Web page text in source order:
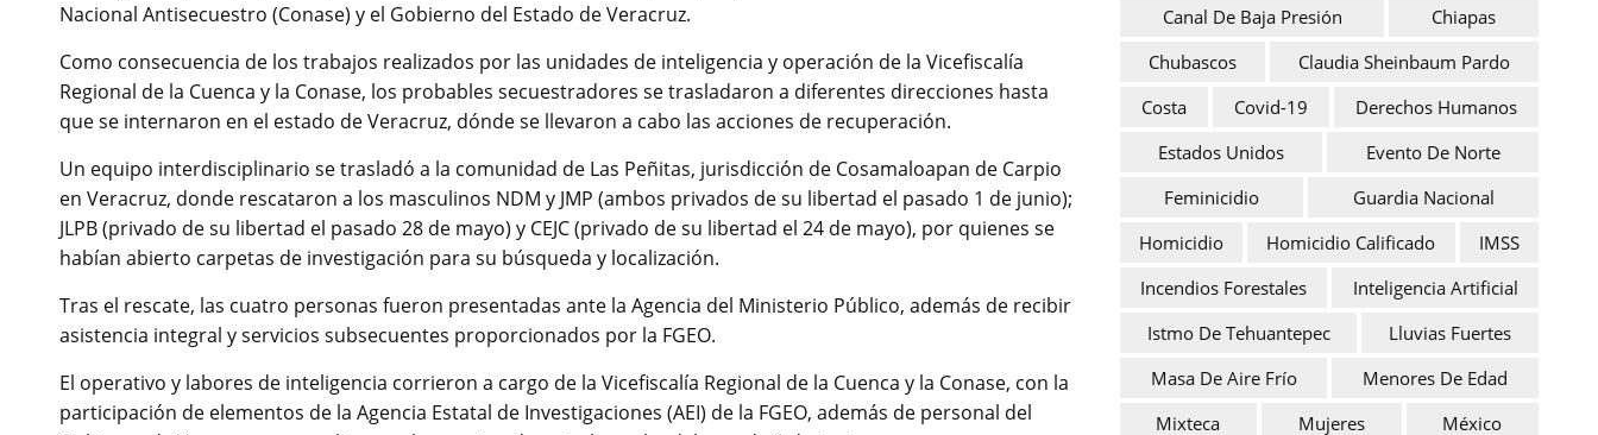
Nacional Antisecuestro (Conase) y el Gobierno del Estado de Veracruz.
Como consecuencia de los trabajos realizados por las unidades de inteligencia y operación de la Vicefiscalía
Regional de la Cuenca y la Conase, los probables secuestradores se trasladaron a diferentes direcciones hasta
que se internaron en el estado de Veracruz, dónde se llevaron a cabo las acciones de recuperación.
Un equipo interdisciplinario se trasladó a la comunidad de Las Peñitas, jurisdicción de Cosamaloapan de Carpio
en Veracruz, donde rescataron a los masculinos NDM y JMP (ambos privados de su libertad el pasado 1 de junio);
JLPB (privado de su libertad el pasado 28 de mayo) y CEJC (privado de su libertad el 24 de mayo), por quienes se
habían abierto carpetas de investigación para su búsqueda y localización.
Tras el rescate, las cuatro personas fueron presentadas ante la Agencia del Ministerio Público, además de recibir
asistencia integral y servicios subsecuentes proporcionados por la FGEO.
El operativo y labores de inteligencia corrieron a cargo de la Vicefiscalía Regional de la Cuenca y la Conase, con la
participación de elementos de la Agencia Estatal de Investigaciones (AEI) de la FGEO, además de personal del
Canal De Baja Presión
Chiapas
Chubascos
Claudia Sheinbaum Pardo
Costa
Covid-19
Derechos Humanos
Estados Unidos
Evento De Norte
Feminicidio
Guardia Nacional
Homicidio
Homicidio Calificado
IMSS
Incendios Forestales
Inteligencia Artificial
Istmo De Tehuantepec
Lluvias Fuertes
Masa De Aire Frío
Menores De Edad
Mixteca
Mujeres
México